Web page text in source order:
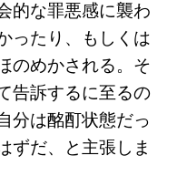
的な罪悪感に襲わ
ったり、もしくは
のめかされる。そ
告訴するに至るの
分は酩酊状態だっ
ずだ、と主張しま